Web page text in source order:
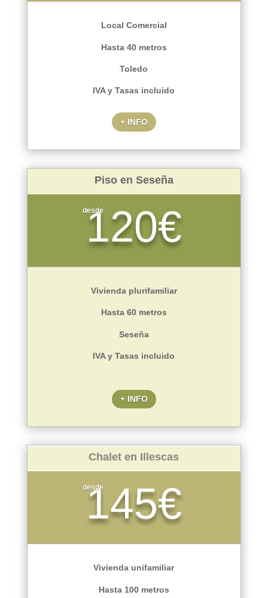
Local Comercial
Hasta 40 metros
Toledo
IVA y Tasas incluido
+ INFO
Piso en Seseña
desde
120€
Vivienda plurifamiliar
Hasta 60 metros
Seseña
IVA y Tasas incluido
+ INFO
Chalet en Illescas
desde
145€
Vivienda unifamiliar
Hasta 100 metros